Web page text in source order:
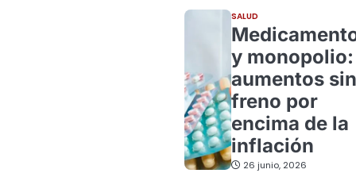
SALUD
y monopolio:
aumentos sin
freno por
encima de la
inflación
26 junio, 2026